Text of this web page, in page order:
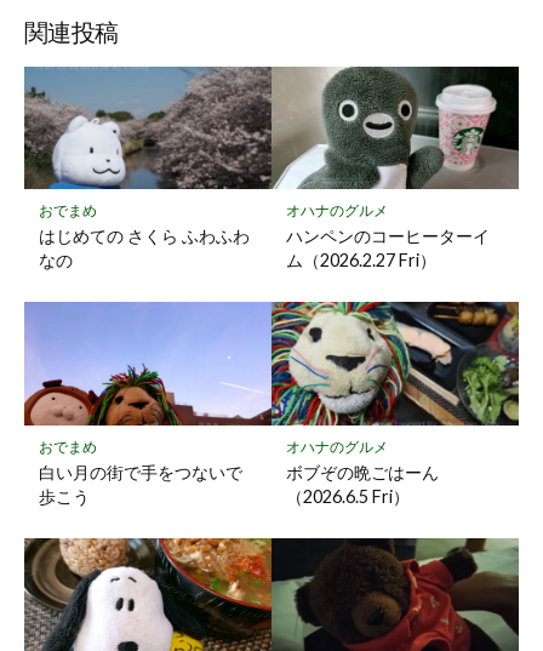
ア
マ
ー
ク
に
存
関連投稿
おでまめ
はじめての さくら ふわふわ
なの
オハナのグルメ
ハンペンのコーヒーターイ
ム（2026.2.27 Fri）
おでまめ
白い月の街で手をつないで
歩こう
オハナのグルメ
ボブぞの晩ごはーん
（2026.6.5 Fri）